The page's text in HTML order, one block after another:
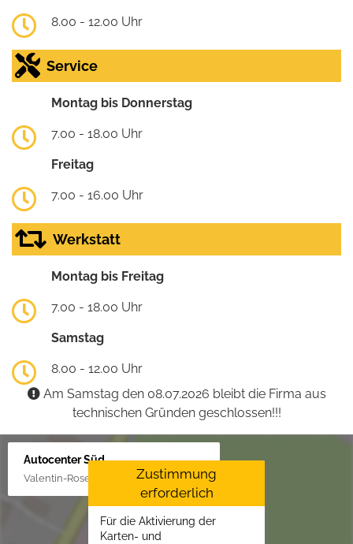
8.00 - 12.00 Uhr
Service
Montag bis Donnerstag
7.00 - 18.00 Uhr
Freitag
7.00 - 16.00 Uhr
Werkstatt
Montag bis Freitag
7.00 - 18.00 Uhr
Samstag
8.00 - 12.00 Uhr
Am Samstag den 08.07.2026 bleibt die Firma aus
technischen Gründen geschlossen!!!
Autocenter Süd
Valentin-Rose-Str. 3, 16816 Neuruppin
Zustimmung
erforderlich
Für die Aktivierung der
Karten- und